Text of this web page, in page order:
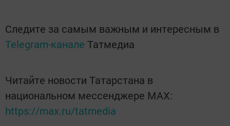
Следите за самым важным и интересным в
Telegram-канале Татмедиа
Читайте новости Татарстана в
национальном мессенджере MАХ:
https://max.ru/tatmedia